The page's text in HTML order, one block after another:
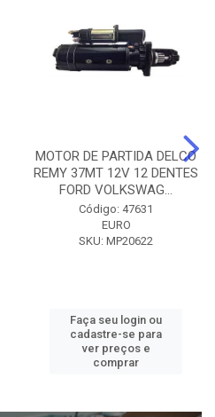
MOTOR DE PARTIDA DELCO
REMY 37MT 12V 12 DENTES
FORD VOLKSWAG...
Código: 47631
EURO
SKU: MP20622
Faça seu login ou
cadastre-se para
ver preços e
comprar